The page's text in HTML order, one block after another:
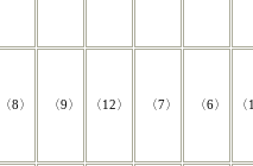
〈8〉 〈9〉 〈12〉 〈7〉 〈6〉